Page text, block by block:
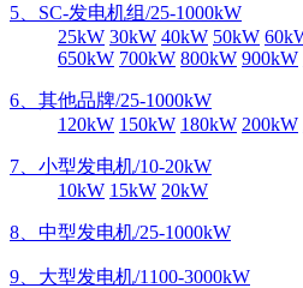
5、SC-发电机组/25-1000kW
25kW 30kW 40kW 50kW
650kW 700kW 800kW 900kW
6、其他品牌/25-1000kW
120kW 150kW 180kW 200kW
7、小型发电机/10-20kW
10kW 15kW 20kW
8、中型发电机/25-1000kW
9、大型发电机/1100-3000kW